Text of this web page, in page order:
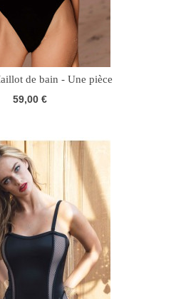
de bain - Une pièce
59,00 €